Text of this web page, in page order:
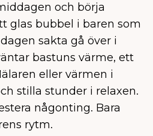
och börja
glas bubbel i baren som
sakta gå över i
bastuns värme, ett
eller värmen i
stilla stunder i relaxen.
någonting. Bara
rytm.